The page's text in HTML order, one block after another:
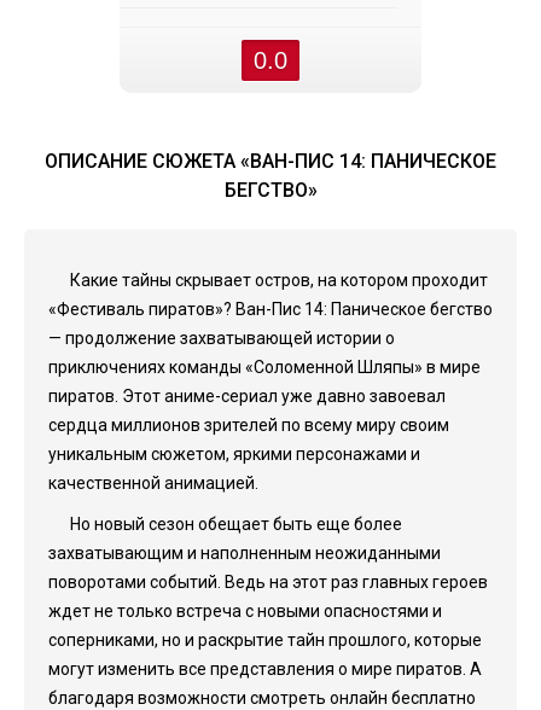
0.0
ОПИСАНИЕ СЮЖЕТА «ВАН-ПИС 14: ПАНИЧЕСКОЕ
БЕГСТВО»
Какие тайны скрывает остров, на котором проходит
«Фестиваль пиратов»? Ван-Пис 14: Паническое бегство
— продолжение захватывающей истории о
приключениях команды «Соломенной Шляпы» в мире
пиратов. Этот аниме-сериал уже давно завоевал
сердца миллионов зрителей по всему миру своим
уникальным сюжетом, яркими персонажами и
качественной анимацией.
Но новый сезон обещает быть еще более
захватывающим и наполненным неожиданными
поворотами событий. Ведь на этот раз главных героев
ждет не только встреча с новыми опасностями и
соперниками, но и раскрытие тайн прошлого, которые
могут изменить все представления о мире пиратов. А
благодаря возможности смотреть онлайн бесплатно